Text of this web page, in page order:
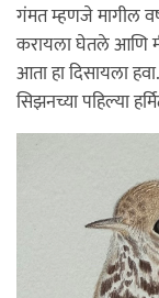
गंमत म्हणजे मागील
करायला घेतले आणि
आता हा दिसायला
सिझनच्या पहिल्या